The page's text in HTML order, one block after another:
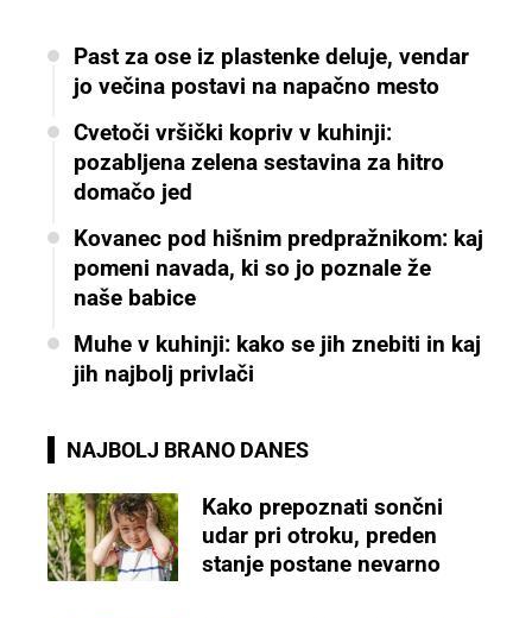
Past za ose iz plastenke deluje, vendar
jo večina postavi na napačno mesto
Cvetoči vršički kopriv v kuhinji:
pozabljena zelena sestavina za hitro
domačo jed
Kovanec pod hišnim predpražnikom: kaj
pomeni navada, ki so jo poznale že
naše babice
Muhe v kuhinji: kako se jih znebiti in kaj
jih najbolj privlači
NAJBOLJ BRANO DANES
Kako prepoznati sončni
udar pri otroku, preden
stanje postane nevarno